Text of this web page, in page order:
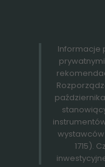
Informacje
wystawców
1715).